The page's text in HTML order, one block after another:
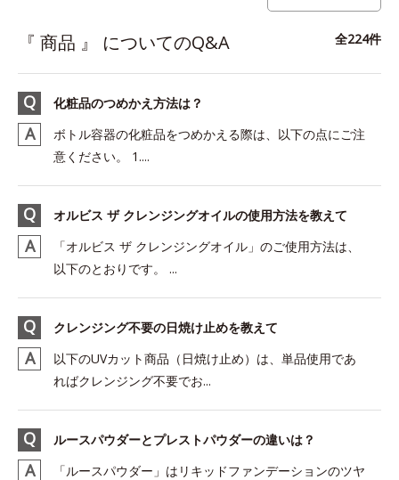
『 商品 』 についてのQ&A 全224件
化粧品のつめかえ方法は？
ボトル容器の化粧品をつめかえる際は、以下の点にご注
意ください。 1....
オルビス ザ クレンジングオイルの使用方法を教えて
「オルビス ザ クレンジングオイル」のご使用方法は、
以下のとおりです。 ...
クレンジング不要の日焼け止めを教えて
以下のUVカット商品（日焼け止め）は、単品使用であ
ればクレンジング不要でお...
ルースパウダーとプレストパウダーの違いは？
「ルースパウダー」はリキッドファンデーションのツヤ